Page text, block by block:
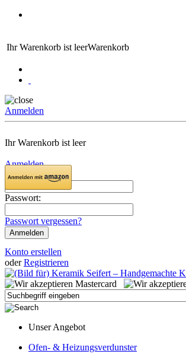
Ihr Warenkorb ist leerWarenkorb
Anmelden
Ihr Warenkorb ist leer
Anmelden
Email:
Passwort:
Passwort vergessen?
Konto erstellen
oder Registrieren
Unser Angebot
Ofen- & Heizungsverdunster